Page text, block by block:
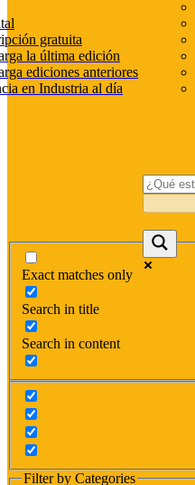
gratuita
la última edición
ediciones anteriores
en Industria al día
Exact matches only
Search in title
Search in content
Filter by Categories